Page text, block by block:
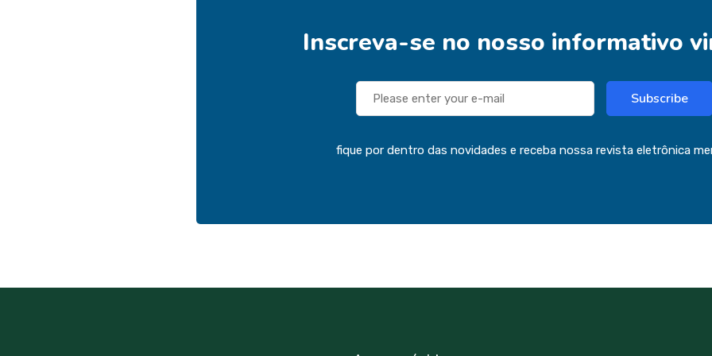
Inscreva-se no nosso informativo
Subscribe
fique por dentro das novidades e receba nossa revista eletrônica